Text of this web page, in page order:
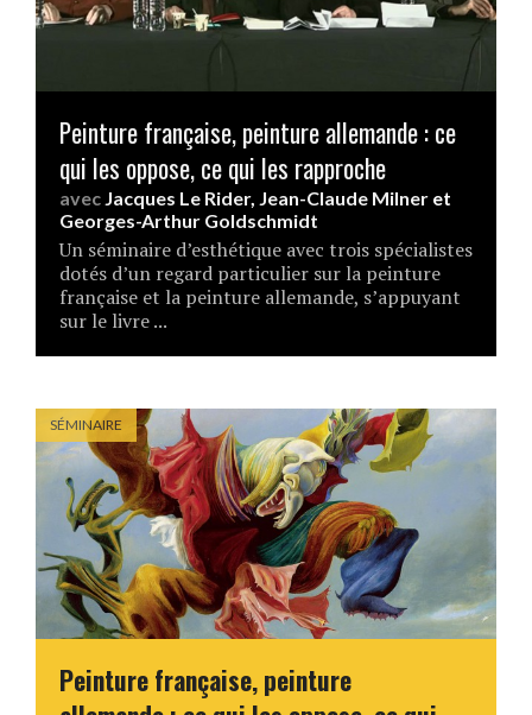
Peinture française, peinture allemande : ce
qui les oppose, ce qui les rapproche
avec Jacques Le Rider, Jean-Claude Milner et
Georges-Arthur Goldschmidt
Un séminaire d’esthétique avec trois spécialistes
dotés d’un regard particulier sur la peinture
française et la peinture allemande, s’appuyant
sur le livre ...
SÉMINAIRE
Peinture française, peinture